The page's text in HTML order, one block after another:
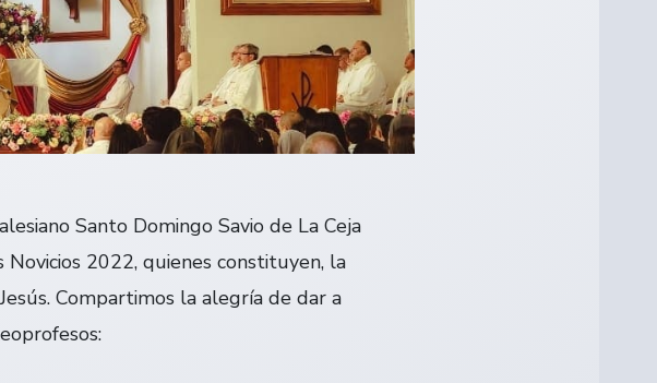
Santo Domingo Savio de La Ceja
Novicios 2022, quienes constituyen, la
Compartimos la alegría de dar a